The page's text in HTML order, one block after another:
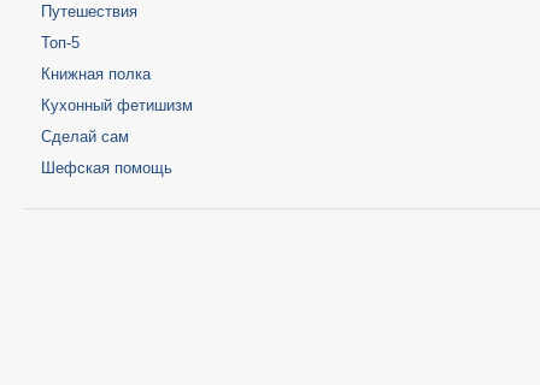
Путешествия
Топ-5
Книжная полка
Кухонный фетишизм
Сделай сам
Шефская помощь